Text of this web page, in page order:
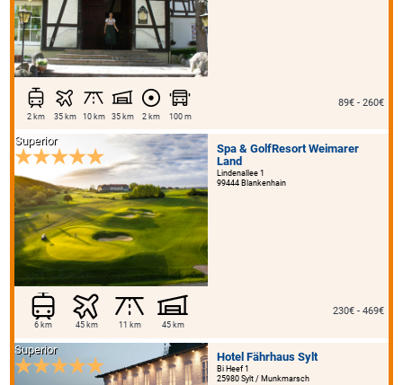
2 km 35 km 10 km 35 km 2 km 100 m
89€ - 260€
Spa & GolfResort Weimarer
Land
Lindenallee 1
99444 Blankenhain
Superior
6 km 45 km 11 km 45 km
230€ - 469€
Hotel Fährhaus Sylt
Bi Heef 1
25980 Sylt / Munkmarsch
Superior